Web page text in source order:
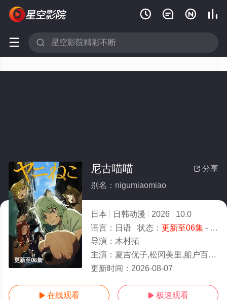
   
 
更新至06集
 分享
尼古喵喵
别名：nigumiaomiao
日本 日韩动漫 2026
10.0
语言： 日语 状态： 更新至06集- 免费在线观看
导演： 木村拓
主演： 夏吉优子,松冈美里,船户百合绘,清水彩香,井泽诗织,明智璃子,稻田彻
更新时间： 2026-08-07
 在线观看  极速观看